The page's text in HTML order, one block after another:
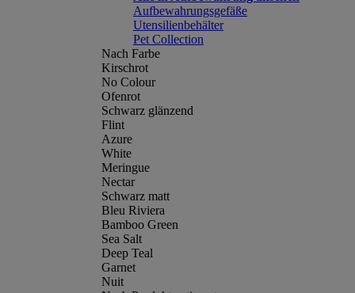
Aufbewahrungsgefäße
Utensilienbehälter
Pet Collection
Nach Farbe
Kirschrot
No Colour
Ofenrot
Schwarz glänzend
Flint
Azure
White
Meringue
Nectar
Schwarz matt
Bleu Riviera
Bamboo Green
Sea Salt
Deep Teal
Garnet
Nuit